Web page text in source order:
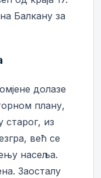
Балкану за
долазе
плану,
старог, из
већ се
насеља.
Заосталу